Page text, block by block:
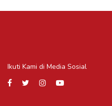
Ikuti Kami di Media Sosial